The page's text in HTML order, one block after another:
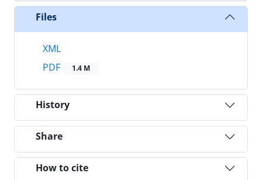
Files
XML
PDF
1.4 M
History
Share
How to cite